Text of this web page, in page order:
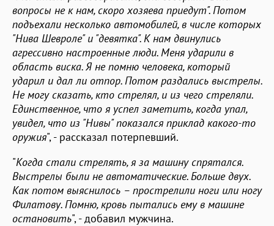
вопросы не к нам, скоро хозяева приедут". Потом
подъехали несколько автомобилей, в числе которых
"Нива Шевроле" и "девятка". К нам двинулись
агрессивно настроенные люди. Меня ударили в
область виска. Я не помню человека, который
ударил и дал ли отпор. Потом раздались выстрелы.
Не могу сказать, кто стрелял, и из чего стреляли.
Единственное, что я успел заметить, когда упал,
увидел, что из "Нивы" показался приклад какого-то
оружия", - рассказал потерпевший.
"Когда стали стрелять, я за машину спрятался.
Выстрелы были не автоматические. Больше двух.
Как потом выяснилось – прострелили ноги или ногу
Филатову. Помню, кровь пытались ему в машине
остановить", - добавил мужчина.